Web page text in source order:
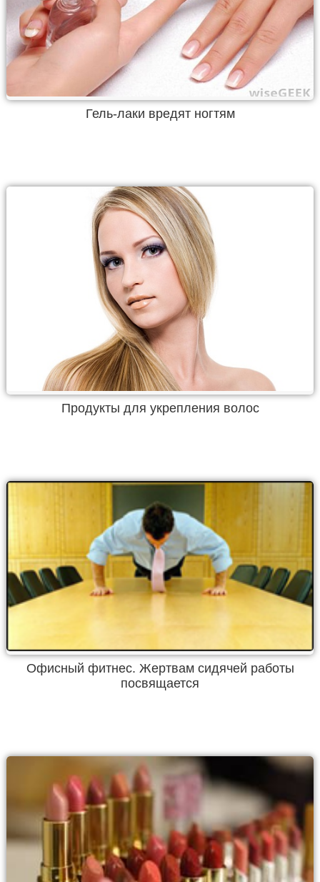
Гель-лаки вредят ногтям
Продукты для укрепления волос
Офисный фитнес. Жертвам сидячей работы
посвящается